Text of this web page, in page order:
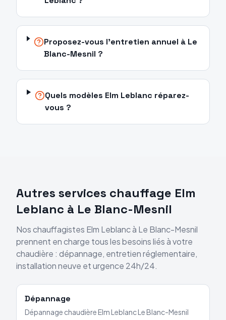
Proposez-vous l'entretien annuel à Le
Blanc-Mesnil ?
Quels modèles Elm Leblanc réparez-
vous ?
Autres services chauffage Elm
Leblanc à Le Blanc-Mesnil
Nos chauffagistes Elm Leblancà Le Blanc-Mesnil
prennent en charge tous les besoins liés à votre
chaudière : dépannage, entretien réglementaire,
installation neuve et urgence 24h/24.
Dépannage
Dépannage chaudièreElm LeblancLe Blanc-Mesnil